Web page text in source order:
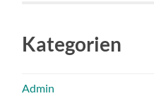
Kategorien
Admin